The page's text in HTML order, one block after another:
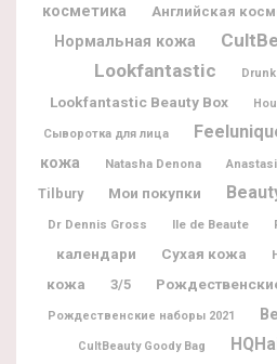
косметика
Английская
Нормальная кожа
Lookfantastic
Lookfantastic Beauty Box
Сыворотка для лица
кожа
Natasha Denona
Tilbury
Мои покупки
Dr Dennis Gross
Ile de Beaute
календари
Сухая кожа
кожа
3/5
Рождественские наборы 2021
CultBeauty Goody Bag